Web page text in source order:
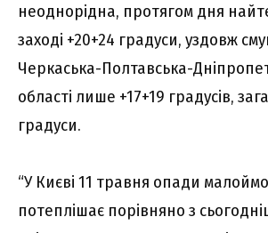
неоднорідна, протягом дня
заході +20+24 градуси, уздовж
Черкаська-Полтавська-
області лише +17+19 градусів,
градуси.
“У Києві 11 травня опади
потеплішає порівняно з